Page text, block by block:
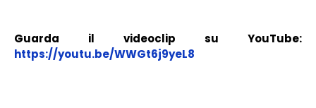
Guarda il videoclip su YouTube:
https://youtu.be/WWGt6j9yeL8